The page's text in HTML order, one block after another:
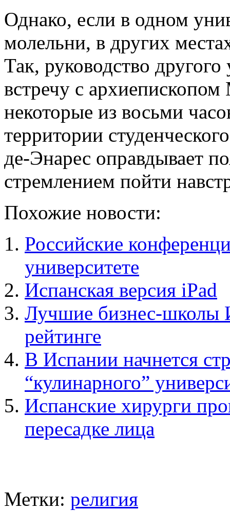
Однако, если в одном
молельни, в других
Так, руководство
встречу с
некоторые из восьми
территории
де-Энарес оправдывает
стремлением пойти
Похожие новости:
Российские
университете
Испанская версия iPad
Лучшие бизнес-школы
рейтинге
В Испании начнется
“кулинарного”
Испанские хирурги
пересадке лица
Метки: религия